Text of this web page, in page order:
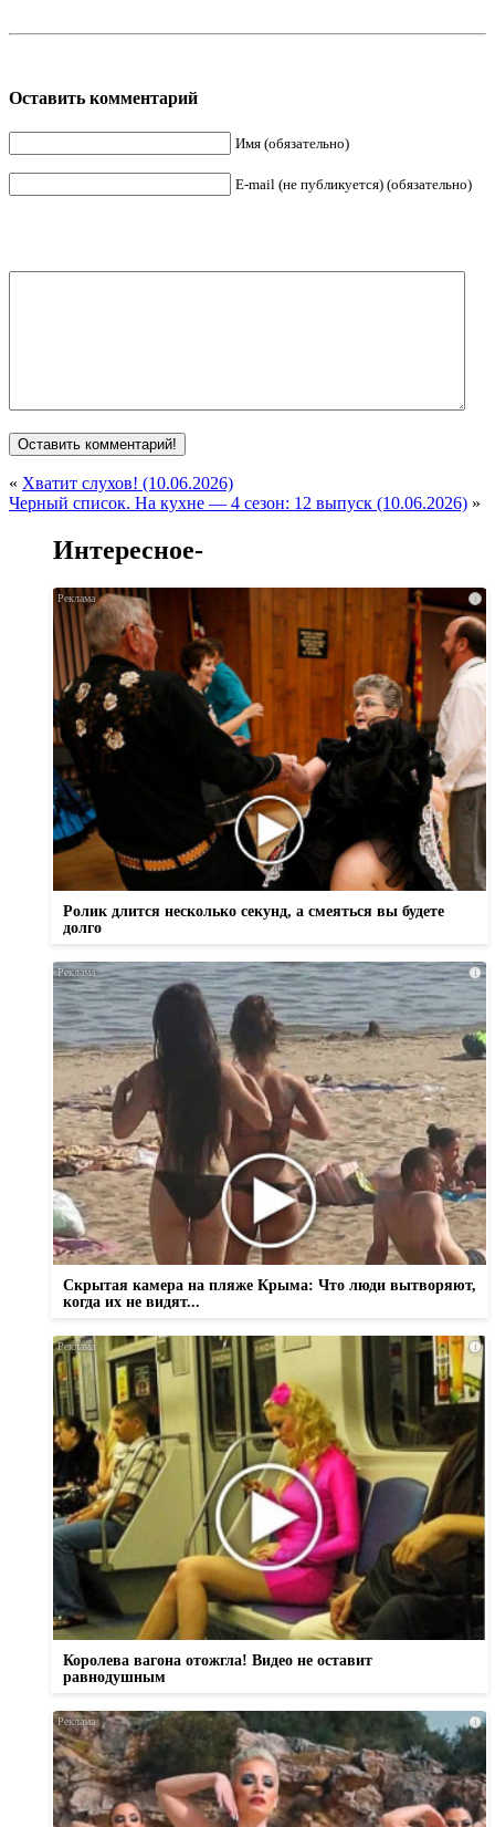
Оставить комментарий
Имя (обязательно)
E-mail (не публикуется) (обязательно)
« Хватит слухов! (10.06.2026)
Черный список. На кухне — 4 сезон: 12 выпуск (10.06.2026) »
Интересное-
i
Ролик длится несколько секунд, а смеяться вы будете
долго
i
Скрытая камера на пляже Крыма: Что люди вытворяют,
когда их не видят...
i
Королева вагона отожгла! Видео не оставит
равнодушным
i